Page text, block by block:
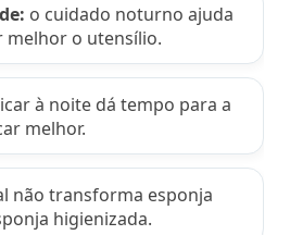
o cuidado noturno ajuda
melhor o utensílio.
à noite dá tempo para a
melhor.
não transforma esponja
higienizada.